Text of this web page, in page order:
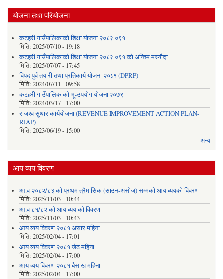
योजना तथा परियोजना
कटहरी गाउँपालिकाको शिक्षा योजना २०८२-०९१
मिति: 2025/07/10 - 19:18
कटहरी गाउँपालिकाको शिक्षा योजना २०८२-०९१ को अन्तिम मस्यौदा
मिति: 2025/07/07 - 17:45
विपद पुर्व तयारी तथा प्रतिकार्य योजना २०८१ (DPRP)
मिति: 2024/07/11 - 09:58
कटहरी गाउँपालिकाको भू-उपयोग योजना २०७९
मिति: 2024/03/17 - 17:00
राजश्व सुधार कार्ययोजना (REVENUE IMPROVEMENT ACTION PLAN-
RIAP)
मिति: 2023/06/19 - 15:00
अन्य
आय व्यय विवरण
आ.व २०८२/८३ को प्रथम त्रैमासिक (साउन-असोज) सम्मको आय व्ययको विवरण
मिति: 2025/11/03 - 10:44
आ.व ८१/८२ को आय व्यय को विवरण
मिति: 2025/11/03 - 10:43
आय व्यय विवरण २०८१ असार महिना
मिति: 2025/02/04 - 17:01
आय व्यय विवरण २०८१ जेठ महिना
मिति: 2025/02/04 - 17:00
आय व्यय विवरण २०८१ बैसाख महिना
मिति: 2025/02/04 - 17:00